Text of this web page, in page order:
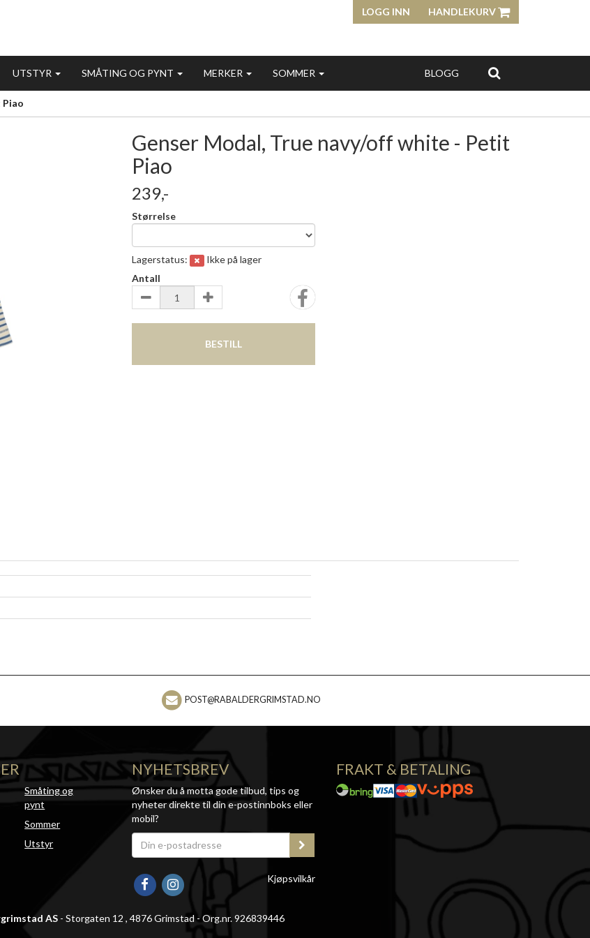
LOGG INN HANDLEKURV
UTSTYR SMÅTING OG PYNT MERKER SOMMER BLOGG
Piao
Genser Modal, True navy/off white - Petit
Piao
239,-
Størrelse
Lagerstatus:
Ikke på lager
Antall
BESTILL
POST@RABALDERGRIMSTAD.NO
Småting og
pynt
Sommer
Utstyr
NYHETSBREV
Ønsker du å motta gode tilbud, tips og
nyheter direkte til din e-postinnboks eller
mobil?
Kjøpsvilkår
FRAKT & BETALING
AS- Storgaten 12 , 4876 Grimstad - Org.nr. 926839446